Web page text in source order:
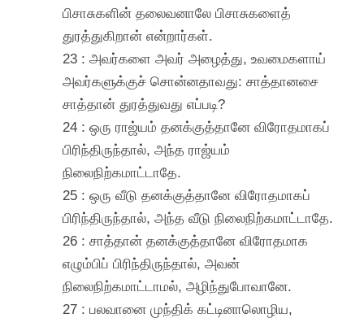
பிசாசுகளின் தலைவனாலே பிசாசுகளைத்
துரத்துகிறான் என்றார்கள்.
23 : அவர்களை அவர் அழைத்து, உவமைகளாய்
அவர்களுக்குச் சொன்னதாவது: சாத்தானசை
சாத்தான் துரத்துவது எப்படி?
24 : ஒரு ராஜ்யம் தனக்குத்தானே விரோதமாகப்
பிரிந்திருந்தால், அந்த ராஜ்யம்
நிலைநிற்கமாட்டாதே.
25 : ஒரு வீடு தனக்குத்தானே விரோதமாகப்
பிரிந்திருந்தால், அந்த வீடு நிலைநிற்கமாட்டாதே.
26 : சாத்தான் தனக்குத்தானே விரோதமாக
எழும்பிப் பிரிந்திருந்தால், அவன்
நிலைநிற்கமாட்டாமல், அழிந்துபோவானே.
27 : பலவானை முந்திக் கட்டினாலொழிய,